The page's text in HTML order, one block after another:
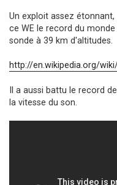
s
a
g
Un exploit assez
ce WE le record du
sonde à 39 km d'altitudes.
http://en.wikipedia.org/
Il a aussi battu le record
la vitesse du son.